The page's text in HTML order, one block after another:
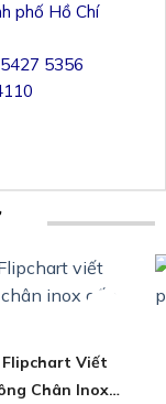
phố Hồ Chí
5356
Flipchart Viết
Chân Inox